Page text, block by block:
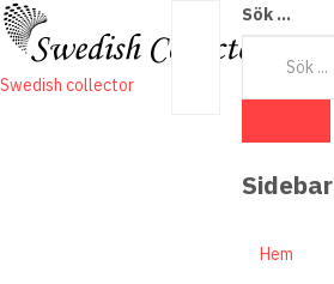
Swedish collector
Sök ...
Sidebar
Hem